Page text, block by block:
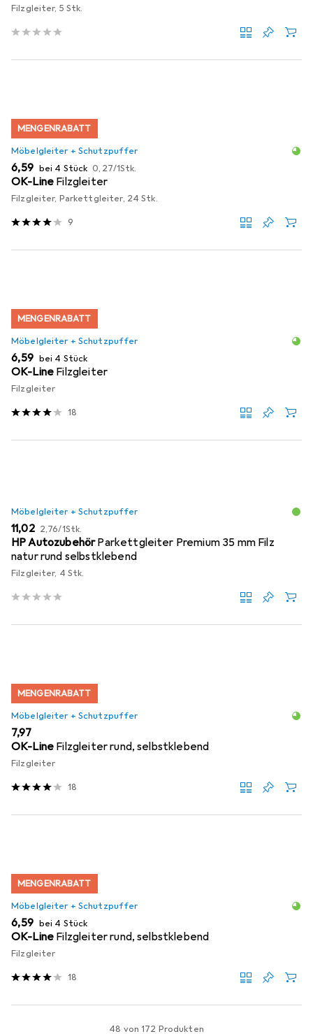
Filzgleiter, 5 Stk.
MENGENRABATT
Möbelgleiter + Schutzpuffer
EUR
6,59 bei 4 Stück EUR
0,27/1Stk.
OK-Line Filzgleiter
Filzgleiter, Parkettgleiter, 24 Stk.
9
MENGENRABATT
Möbelgleiter + Schutzpuffer
EUR
6,59 bei 4 Stück
OK-Line Filzgleiter
Filzgleiter
18
Möbelgleiter + Schutzpuffer
EUR
11,02 EUR
2,76/1Stk.
HP AutozubehörParkettgleiter Premium 35 mm Filz
natur rund selbstklebend
Filzgleiter, 4 Stk.
MENGENRABATT
Möbelgleiter + Schutzpuffer
EUR
7,97
OK-Line Filzgleiter rund, selbstklebend
Filzgleiter
18
MENGENRABATT
Möbelgleiter + Schutzpuffer
EUR
6,59 bei 4 Stück
OK-Line Filzgleiter rund, selbstklebend
Filzgleiter
18
48 von 172 Produkten